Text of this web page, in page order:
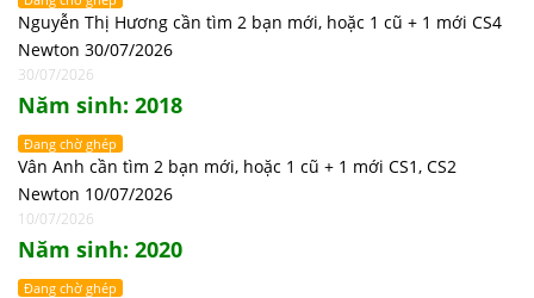
Nguyễn Thị Hương cần tìm 2 bạn mới, hoặc 1 cũ + 1 mới CS4
Newton 30/07/2026
30/07/2026
Năm sinh: 2018
Đang chờ ghép
Vân Anh cần tìm 2 bạn mới, hoặc 1 cũ + 1 mới CS1, CS2
Newton 10/07/2026
10/07/2026
Năm sinh: 2020
Đang chờ ghép